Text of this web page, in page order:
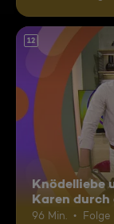
12
Knödelliebe
Karen durch
96 Min. Folge